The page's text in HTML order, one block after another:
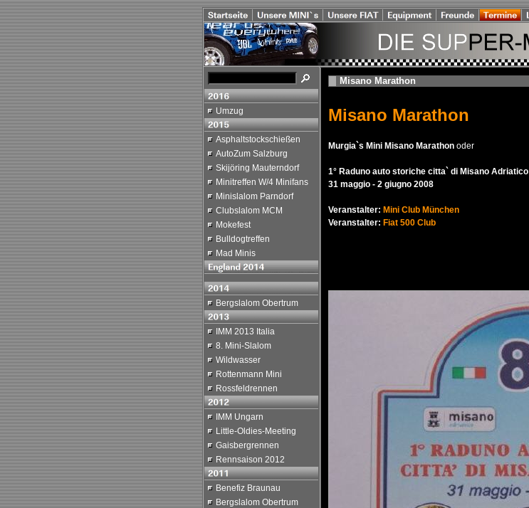
Umzug
Asphaltstockschießen
AutoZum Salzburg
Skijöring Mauterndorf
Minitreffen W/4 Minifans
Minislalom Parndorf
Clubslalom MCM
Mokefest
Bulldogtreffen
Mad Minis
Bergslalom Obertrum
IMM 2013 Italia
8. Mini-Slalom
Wildwasser
Rottenmann Mini
Rossfeldrennen
IMM Ungarn
Little-Oldies-Meeting
Gaisbergrennen
Rennsaison 2012
Benefiz Braunau
Bergslalom Obertrum
Misano Marathon
Misano Marathon
Murgia`s Mini Misano Marathon oder
1° Raduno auto storiche citta` di Misano Adriatico
31 maggio - 2 giugno 2008
Veranstalter: Mini Club München
Veranstalter: Fiat 500 Club